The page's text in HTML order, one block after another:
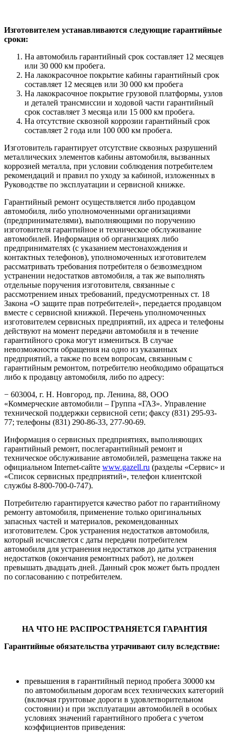
Изготовителем устанавливаются следующие гарантийные
сроки:
На автомобиль гарантийный срок составляет 12 месяцев
или 30 000 км пробега.
На лакокрасочное покрытие кабины гарантийный срок
составляет 12 месяцев или 30 000 км пробега
На лакокрасочное покрытие грузовой платформы, узлов
и деталей трансмиссии и ходовой части гарантийный
срок составляет 3 месяца или 15 000 км пробега.
На отсутствие сквозной коррозии гарантийный срок
составляет 2 года или 100 000 км пробега.
Изготовитель гарантирует отсутствие сквозных разрушений
металлических элементов кабины автомобиля, вызванных
коррозией металла, при условии соблюдения потребителем
рекомендаций и правил по уходу за кабиной, изложенных в
Руководстве по эксплуатации и сервисной книжке.
Гарантийный ремонт осуществляется либо продавцом
автомобиля, либо уполномоченными организациями
(предпринимателями), выполняющими по поручению
изготовителя гарантийное и техническое обслуживание
автомобилей. Информация об организациях либо
предпринимателях (с указанием местонахождения и
контактных телефонов), уполномоченных изготовителем
рассматривать требования потребителя о безвозмездном
устранении недостатков автомобиля, а так же выполнять
отдельные поручения изготовителя, связанные с
рассмотрением иных требований, предусмотренных ст. 18
Закона «О защите прав потребителей», передается продавцом
вместе с сервисной книжкой. Перечень уполномоченных
изготовителем сервисных предприятий, их адреса и телефоны
действуют на момент передачи автомобиля и в течение
гарантийного срока могут измениться. В случае
невозможности обращения на одно из указанных
предприятий, а также по всем вопросам, связанным с
гарантийным ремонтом, потребителю необходимо обращаться
либо к продавцу автомобиля, либо по адресу:
− 603004, г. Н. Новгород, пр. Ленина, 88, ООО
«Коммерческие автомобили – Группа «ГАЗ». Управление
технической поддержки сервисной сети; факсу (831) 295-93-
77; телефоны (831) 290-86-33, 277-90-69.
Информация о сервисных предприятиях, выполняющих
гарантийный ремонт, послегарантийный ремонт и
техническое обслуживание автомобилей, размещена также на
официальном Internet-сайте www.gazell.ru (разделы «Сервис» и
«Список сервисных предприятий», телефон клиентской
службы 8-800-700-0-747).
Потребителю гарантируется качество работ по гарантийному
ремонту автомобиля, применение только оригинальных
запасных частей и материалов, рекомендованных
изготовителем. Срок устранения недостатков автомобиля,
который исчисляется с даты передачи потребителем
автомобиля для устранения недостатков до даты устранения
недостатков (окончания ремонтных работ), не должен
превышать двадцать дней. Данный срок может быть продлен
по согласованию с потребителем.
НА ЧТО НЕ РАСПРОСТРАНЯЕТСЯ ГАРАНТИЯ
Гарантийные обязательства утрачивают силу вследствие:
превышения в гарантийный период пробега 30000 км
по автомобильным дорогам всех технических категорий
(включая грунтовые дороги в удовлетворительном
состоянии) и при эксплуатации автомобилей в особых
условиях значений гарантийного пробега с учетом
коэффициентов приведения: